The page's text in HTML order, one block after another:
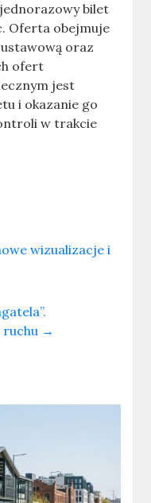
bilet
Oferta obejmuje
oraz
ofert
jest
i okazanie go
w trakcie
wizualizacje i
ruchu →